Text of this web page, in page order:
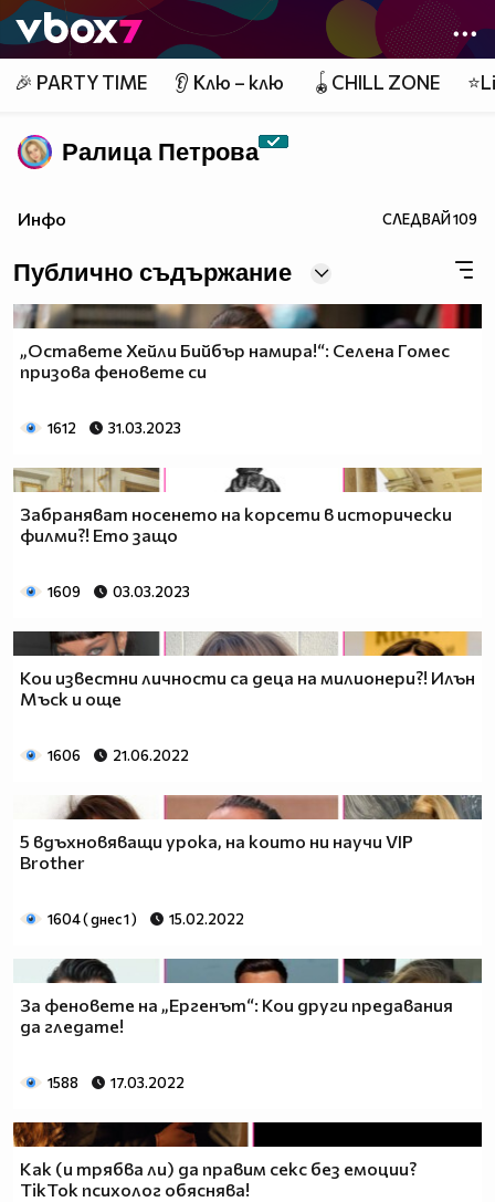
Member of
👾
🎉 PARTY TIME 👂 Клю – клю 🪀CHILL ZONE
Ралица Петровa
Инфо СЛЕДВАЙ109
Публично съдържание
„Оставете Хейли Бийбър намира!“: Селена Гомес
призова феновете си
1612 31.03.2023
Забраняват носенето на корсети в исторически
филми?! Ето защо
1609 03.03.2023
Кои известни личности са деца на милионери?! Илън
Мъск и още
1606 21.06.2022
5 вдъхновяващи урока, на които ни научи VIP
Brother
1604 ( днес 1 ) 15.02.2022
За феновете на „Ергенът“: Кои други предавания
да гледате!
1588 17.03.2022
Как (и трябва ли) да правим секс без емоции?
TikTok психолог обяснява!